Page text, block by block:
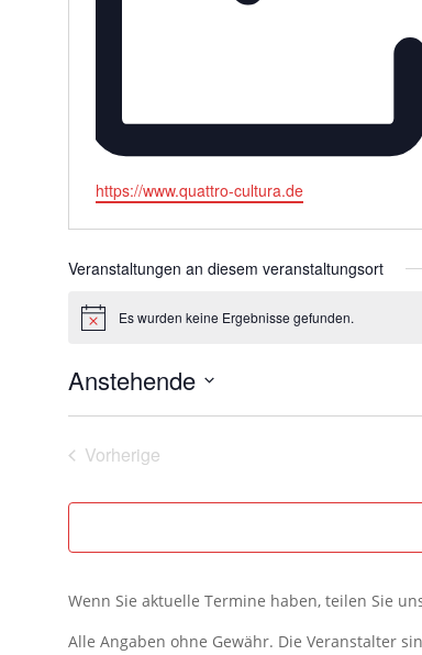
Webseite
https://www.quattro-cultura.de
Veranstaltungen an diesem veranstaltungsort
HinweisEs wurden keine Ergebnisse gefunden.
Anstehende
Vorherige
Wenn Sie aktuelle Termine haben, teilen Sie
Alle Angaben ohne Gewähr. Die Veranstalter